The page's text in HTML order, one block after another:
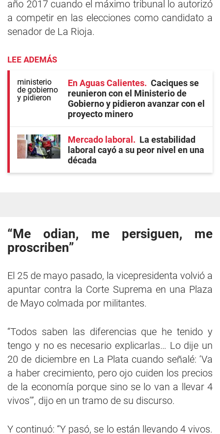
año 2017 cuando el máximo tribunal lo autorizó
a competir en las elecciones como candidato a
senador de La Rioja.
LEE ADEMÁS
En Aguas Calientes
Caciques se
reunieron con el Ministerio de
Gobierno y pidieron avanzar con el
proyecto minero
Mercado laboral
La estabilidad
laboral cayó a su peor nivel en una
década
“Me odian, me persiguen, me
proscriben”
El 25 de mayo pasado, la vicepresidenta volvió a
apuntar contra la Corte Suprema en una Plaza
de Mayo colmada por militantes.
“Todos saben las diferencias que he tenido y
tengo y no es necesario explicarlas… Lo dije un
20 de diciembre en La Plata cuando señalé: ‘Va
a haber crecimiento, pero ojo cuiden los precios
de la economía porque sino se lo van a llevar 4
vivos’”, dijo en un tramo de su discurso.
Y continuó: “Y pasó, se lo están llevando 4 vivos.